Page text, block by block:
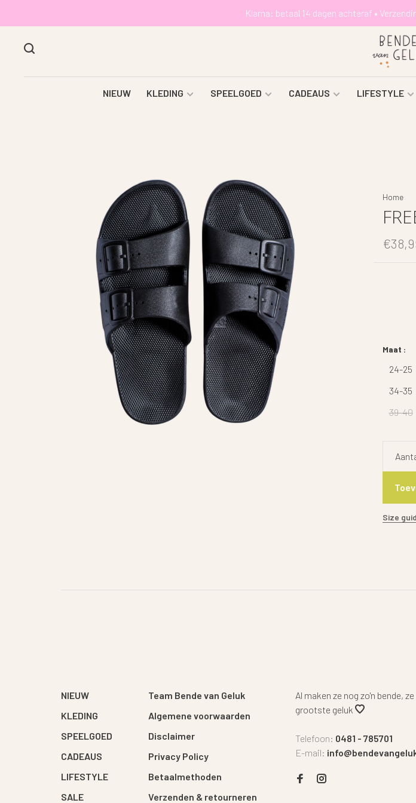
Klarna: betaal 14 dagen achteraf •
NIEUW KLEDING SPEELGOED CADEAUS LIFESTYLE
Home
Maat :
24-25
34-35
39-40
Size
NIEUW
KLEDING
SPEELGOED
CADEAUS
LIFESTYLE
SALE
Team Bende van Geluk
Algemene voorwaarden
Disclaimer
Privacy Policy
Betaalmethoden
Verzenden & retourneren
Al maken ze nog zo'n bende,
grootste geluk
Telefoon: 0481 - 785701
E-mail: